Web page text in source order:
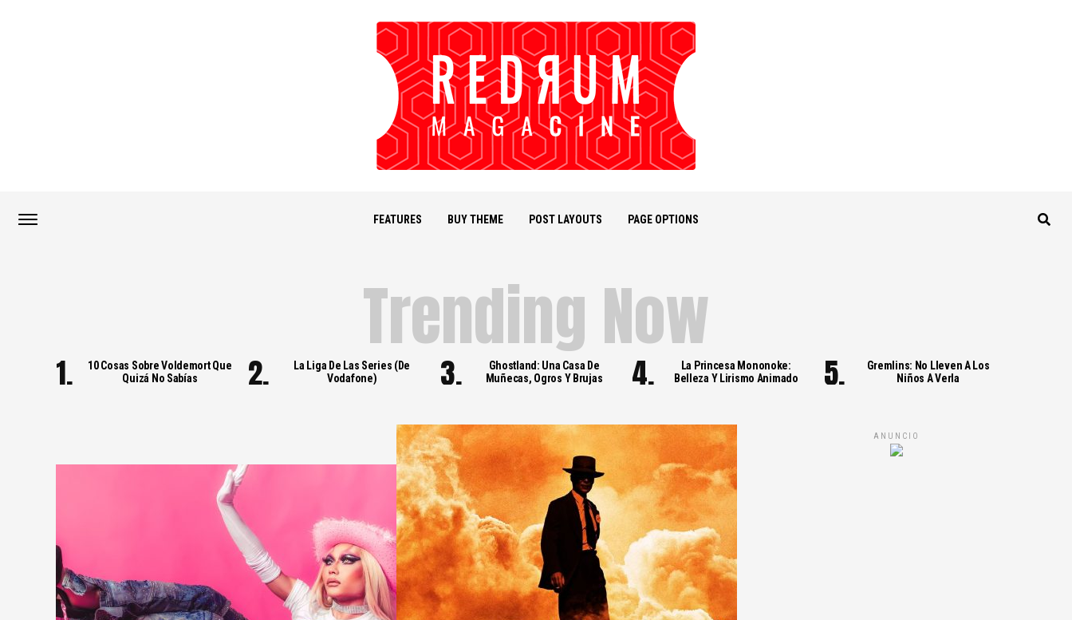
FEATURES BUY THEME POST LAYOUTS PAGE OPTIONS
Trending Now
10 Cosas Sobre Voldemort Que
Quizá No Sabías
La Liga De Las Series (de
Vodafone)
Ghostland: Una Casa De
Muñecas, Ogros Y Brujas
La Princesa Mononoke:
Belleza Y Lirismo Animado
Gremlins: No Lleven A Los
Niños A Verla
ANUNCIO